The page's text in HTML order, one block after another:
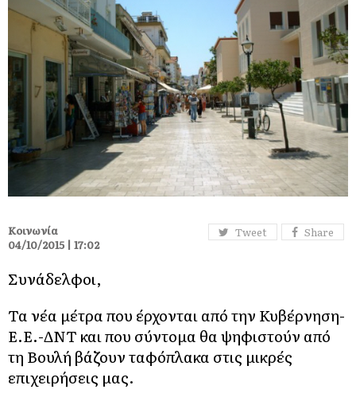
Tweet Share
Κοινωνία
04/10/2015 | 17:02
Συνάδελφοι,
Τα νέα μέτρα που έρχονται από την Κυβέρνηση-
Ε.Ε.-ΔΝΤ και που σύντομα θα ψηφιστούν από
τη Βουλή βάζουν ταφόπλακα στις μικρές
επιχειρήσεις μας.